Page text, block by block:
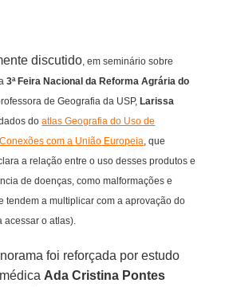
discutido , em seminário sobre
3ª Feira Nacional da Reforma Agrária do
de Geografia da USP, Larissa
doatlas Geografia do Uso de
com a União Europeia , que
a relação entre o uso desses produtos e
de doenças, como malformações e
tendem a multiplicar com a aprovação do
acessar o atlas).
foi reforçada por estudo
Ada Cristina Pontes